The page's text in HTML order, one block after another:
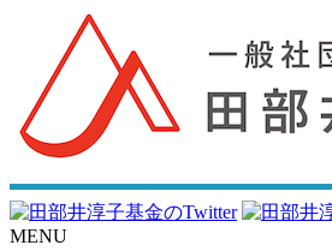
MENU